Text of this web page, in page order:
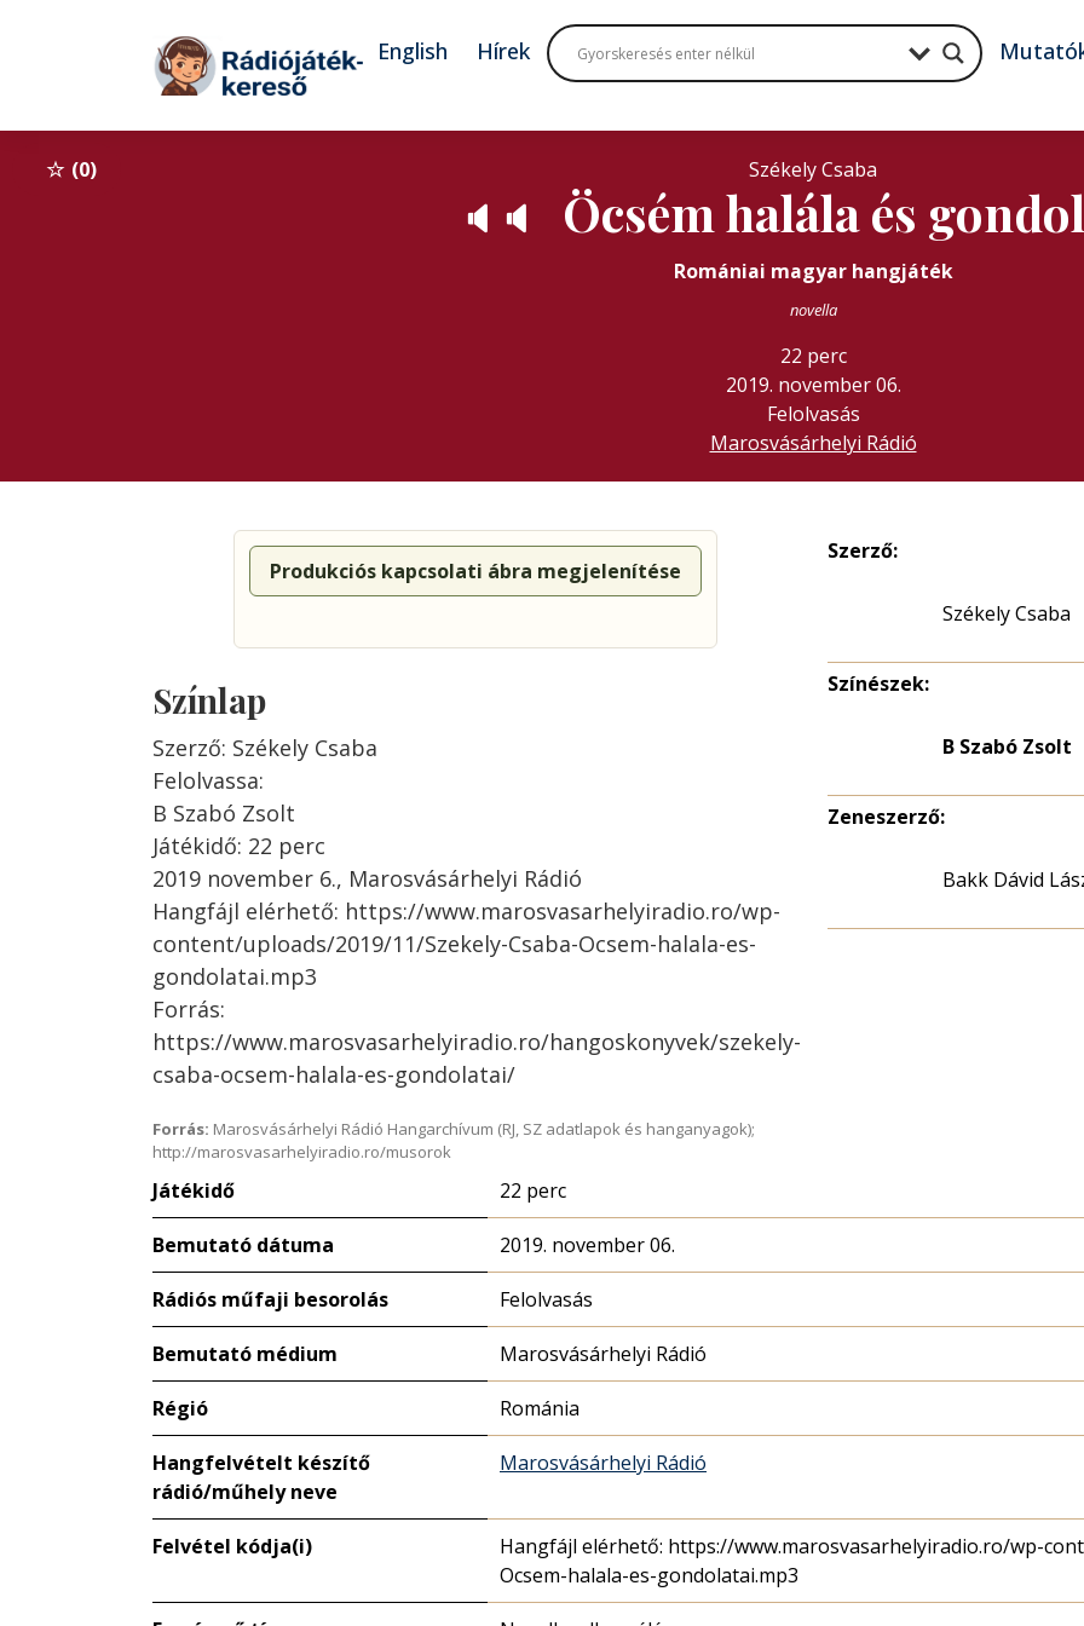
Tovább a tartalomhoz
English Hírek
0 Székely Csaba
🔈 🔈 Öcsém halála és
Romániai magyar hangjáték
novella
22 perc
2019. november 06.
Felolvasás
Marosvásárhelyi Rádió
Produkciós kapcsolati ábra megjelenítése
Színlap
Szerző: Székely Csaba
Felolvassa:
B Szabó Zsolt
Játékidő: 22 perc
2019 november 6., Marosvásárhelyi Rádió
Hangfájl elérhető: https://www.marosvasarhelyiradio.ro/wp-
content/uploads/2019/11/Szekely-Csaba-Ocsem-halala-es-
gondolatai.mp3
Forrás:
https://www.marosvasarhelyiradio.ro/hangoskonyvek/szekely-
csaba-ocsem-halala-es-gondolatai/
Forrás: Marosvásárhelyi Rádió Hangarchívum (RJ, SZ adatlapok és hanganyagok);
http://marosvasarhelyiradio.ro/musorok
Szerző:
Székely Csaba
Színészek:
B Szabó Zsolt
Zeneszerző:
Bakk Dávid
Játékidő 22 perc
Bemutató dátuma 2019. november 06.
Rádiós műfaji besorolás Felolvasás
Bemutató médium Marosvásárhelyi Rádió
Régió Románia
Hangfelvételt készítő
rádió/műhely neve
Marosvásárhelyi Rádió
Felvétel kódja(i)
Hangfájl elérhető: https://www.marosvasarhelyiradio.ro/wp-
Ocsem-halala-es-gondolatai.mp3